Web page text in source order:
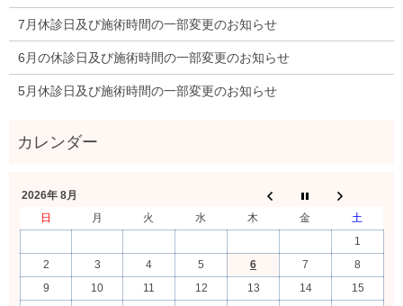
7月休診日及び施術時間の一部変更のお知らせ
6月の休診日及び施術時間の一部変更のお知らせ
5月休診日及び施術時間の一部変更のお知らせ
2026年 8月
日
月 火 水 木 金
土
1
2
3 4 5 6 7
8
9
10 11 12 13 14
15